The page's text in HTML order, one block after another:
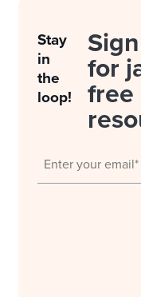
Stay
in
the
loop!
for
free